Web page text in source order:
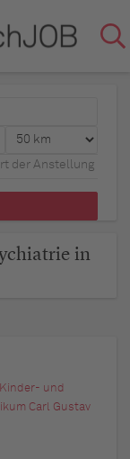
der Anstellung
in
und
Carl Gustav